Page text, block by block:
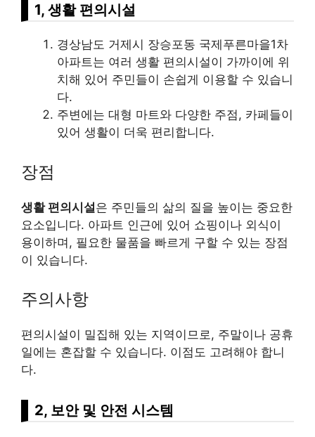
1, 생활 편의시설
경상남도 거제시 장승포동 국제푸른마을1차
아파트는 여러 생활 편의시설이 가까이에 위
치해 있어 주민들이 손쉽게 이용할 수 있습니
다.
주변에는 대형 마트와 다양한 주점, 카페들이
있어 생활이 더욱 편리합니다.
장점
생활 편의시설은 주민들의 삶의 질을 높이는 중요한
요소입니다. 아파트 인근에 있어 쇼핑이나 외식이
용이하며, 필요한 물품을 빠르게 구할 수 있는 장점
이 있습니다.
주의사항
편의시설이 밀집해 있는 지역이므로, 주말이나 공휴
일에는 혼잡할 수 있습니다. 이점도 고려해야 합니
다.
2, 보안 및 안전 시스템